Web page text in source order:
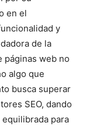
en el
y
de la
páginas web no
algo que
busca superar
SEO, dando
para